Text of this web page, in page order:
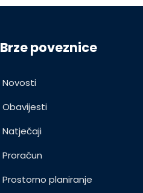
Brze poveznice
Novosti
Obavijesti
Natječaji
Proračun
Prostorno planiranje